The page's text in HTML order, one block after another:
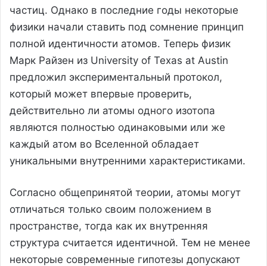
частиц. Однако в последние годы некоторые
физики начали ставить под сомнение принцип
полной идентичности атомов. Теперь физик
Марк Райзен из University of Texas at Austin
предложил экспериментальный протокол,
который может впервые проверить,
действительно ли атомы одного изотопа
являются полностью одинаковыми или же
каждый атом во Вселенной обладает
уникальными внутренними характеристиками.
Согласно общепринятой теории, атомы могут
отличаться только своим положением в
пространстве, тогда как их внутренняя
структура считается идентичной. Тем не менее
некоторые современные гипотезы допускают